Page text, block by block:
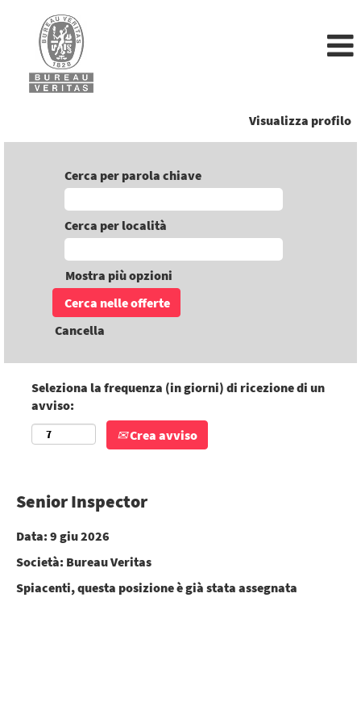
Visualizza profilo
Cerca per parola chiave
Cerca per località
Mostra più opzioni
Cancella
Seleziona la frequenza (in giorni) di ricezione di un
avviso:
Crea avviso
Senior Inspector
Data: 9 giu 2026
Società: Bureau Veritas
Spiacenti, questa posizione è già stata assegnata